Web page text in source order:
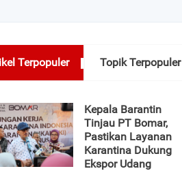
Terpopuler Topik Terpopuler
Kepala Barantin
Tinjau PT Bomar,
Pastikan Layanan
Karantina Dukung
Ekspor Udang